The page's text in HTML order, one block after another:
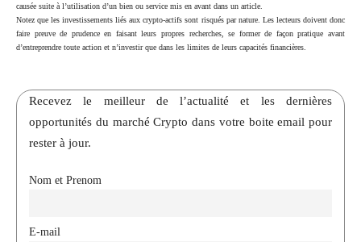
causée suite à l’utilisation d’un bien ou service mis en avant dans un article.
Notez que les investissements liés aux crypto-actifs sont risqués par nature. Les lecteurs doivent donc
faire preuve de prudence en faisant leurs propres recherches, se former de façon pratique avant
d’entreprendre toute action et n’investir que dans les limites de leurs capacités financières.
Recevez le meilleur de l’actualité et les dernières
opportunités du marché Crypto dans votre boite email pour
rester à jour.
Nom et Prenom
E-mail